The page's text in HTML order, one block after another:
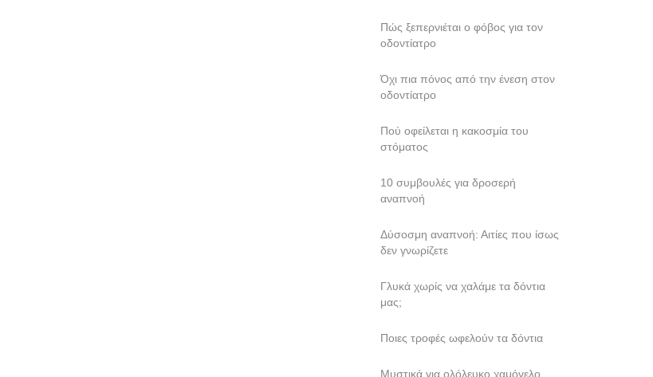
Πώς ξεπερνιέται ο φόβος για τον
οδοντίατρο
Όχι πια πόνος από την ένεση στον
οδοντίατρο
Πού οφείλεται η κακοσμία του
στόματος
10 συμβουλές για δροσερή
αναπνοή
Δύσοσμη αναπνοή: Αιτίες που ίσως
δεν γνωρίζετε
Γλυκά χωρίς να χαλάμε τα δόντια
μας;
Ποιες τροφές ωφελούν τα δόντια
Mυστικά για ολόλευκο χαμόγελο